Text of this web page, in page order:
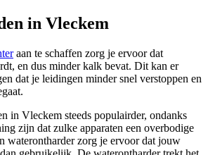
in Vleckem
aan te schaffen zorg je ervoor dat
en dus minder kalk bevat. Dit kan er
dat je leidingen minder snel verstoppen en
in Vleckem steeds populairder, ondanks
zijn dat zulke apparaten een overbodige
waterontharder zorg je ervoor dat jouw